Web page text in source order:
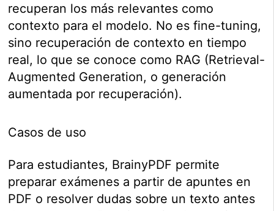
recuperan los más relevantes como
contexto para el modelo. No es fine-tuning,
sino recuperación de contexto en tiempo
real, lo que se conoce como RAG (Retrieval-
Augmented Generation, o generación
aumentada por recuperación).
Casos de uso
Para estudiantes, BrainyPDF permite
preparar exámenes a partir de apuntes en
PDF o resolver dudas sobre un texto antes